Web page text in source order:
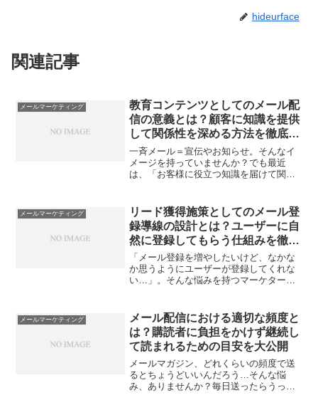
hideurface
関連記事
メールマーケティング
教育コンテンツとしてのメール配
信の意義とは？顧客に知識を提供
して関係性を深める方法を徹底解
説
一斉メール＝宣伝やお知らせ。そんなイ
メージを持っていませんか？でも最近
は、「お客様に役立つ知識を届けて関係
いいの？」「知識なんて自分たちに伝え
られる？」と迷うマーケ担当...
メールマーケティング
リード獲得施策としてのメール登
録導線の設計とは？ユーザーに自
然に登録してもらう仕組みを徹底
解説
「メール登録を増やしたいけど、なかな
か思うようにユーザーが登録してくれな
い…」。そんな悩みを持つマーケターは
なかなか動いてくれません。どうすれば
自然に、そして気持ちよく...
メールマーケティング
メール配信における適切な頻度と
は？購読者に負担をかけず継続し
て読まれるための目安を大公開
メールマガジン、どれくらいの頻度で送
るとちょうどいいんだろう…そんな悩
み、ありませんか？毎日送ったらうっと